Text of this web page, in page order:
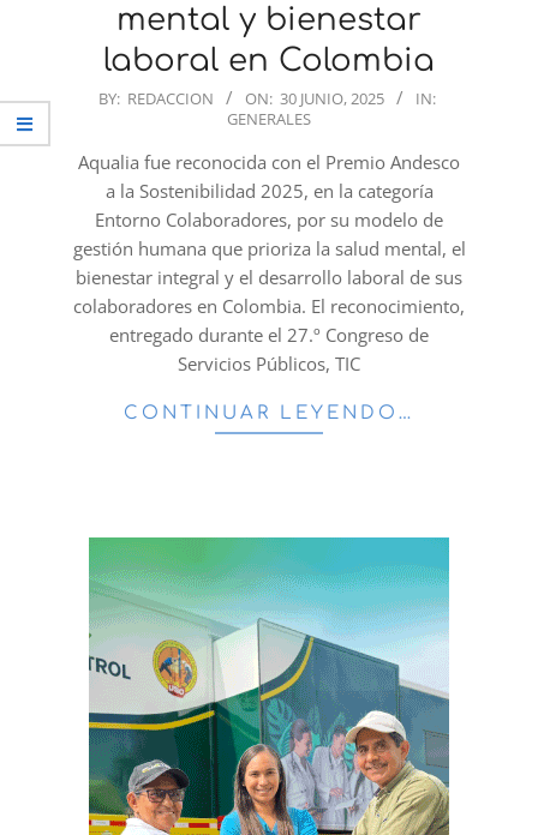
mental y bienestar
laboral en Colombia
2025-
30
BY: REDACCION ON: 30 JUNIO, 2025
IN:
GENERALES
Aqualia fue reconocida con el Premio Andesco
a la Sostenibilidad 2025, en la categoría
Entorno Colaboradores, por su modelo de
gestión humana que prioriza la salud mental, el
bienestar integral y el desarrollo laboral de sus
colaboradores en Colombia. El reconocimiento,
entregado durante el 27.º Congreso de
Servicios Públicos, TIC
CONTINUAR LEYENDO…